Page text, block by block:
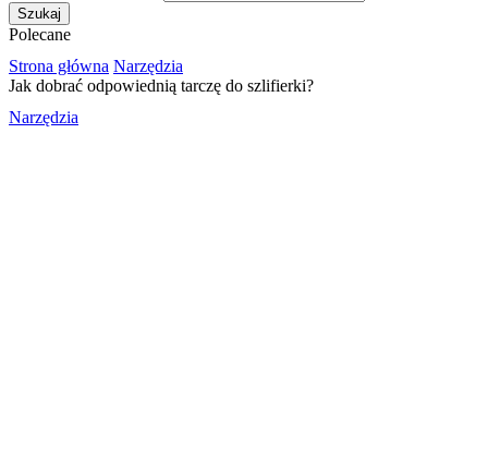
Szukaj
Polecane
Strona główna Narzędzia
Jak dobrać odpowiednią tarczę do szlifierki?
Narzędzia